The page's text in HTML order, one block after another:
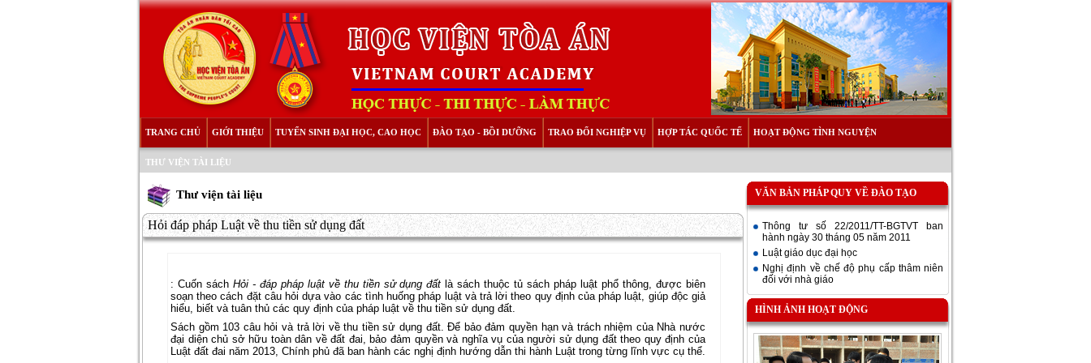
TRANG CHỦ GIỚI THIỆU TUYỂN SINH ĐẠI HỌC, CAO HỌC ĐÀO TẠO - BỒI DƯỠNG TRAO ĐỔI NGHIỆP VỤ HỢP TÁC QUỐC TẾ HOẠT ĐỘNG TÌNH NGUYỆN
THƯ VIỆN TÀI LIỆU
Thư viện tài liệu
Hỏi đáp pháp Luật về thu tiền sử dụng đất
: Cuốn sách Hỏi - đáp pháp luật về thu tiền sử dụng đất là sách thuộc tủ sách pháp luật phổ thông, được biên
soạn theo cách đặt câu hỏi dựa vào các tình huống pháp luật và trả lời theo quy định của pháp luật, giúp độc giả
hiểu, biết và tuân thủ các quy định của pháp luật về thu tiền sử dụng đất.
Sách gồm 103 câu hỏi và trả lời về thu tiền sử dụng đất. Để bảo đảm quyền hạn và trách nhiệm của Nhà nước
đại diện chủ sở hữu toàn dân về đất đai, bảo đảm quyền và nghĩa vụ của người sử dụng đất theo quy định của
Luật đất đai năm 2013, Chính phủ đã ban hành các nghị định hướng dẫn thi hành Luật trong từng lĩnh vực cụ thể.
VĂN BẢN PHÁP QUY VỀ ĐÀO TẠO
Thông tư số 22/2011/TT-BGTVT ban
hành ngày 30 tháng 05 năm 2011
Luật giáo dục đại học
Nghị định về chế độ phụ cấp thâm niên
đối với nhà giáo
HÌNH ẢNH HOẠT ĐỘNG